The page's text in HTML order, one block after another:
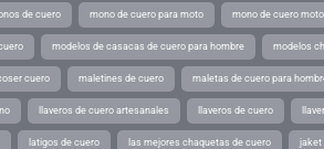
de cuero mono de cuero para moto mono de cuero moto
modelos de casacas de cuero para hombre modelos
cuero maletines de cuero maletas de cuero para
llaveros de cuero artesanales llaveros de cuero
latigos de cuero las mejores chaquetas de cuero jaket